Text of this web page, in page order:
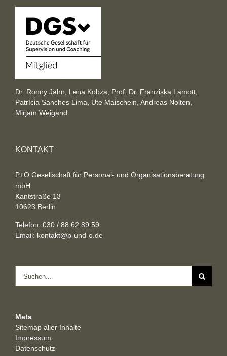
Dr. Ronny Jahn, Lena Kobza, Prof. Dr. Franziska Lamott,
Patrícia Sanches Lima, Ute Maischein, Andreas Nolten,
Mirjam Weigand
KONTAKT
P+O Gesellschaft für Personal- und Organisationsberatung
mbH
Kantstraße 13
10623 Berlin
Telefon: 030 / 88 62 89 59
Email: kontakt@p-und-o.de
nach:
Meta
Sitemap aller Inhalte
Impressum
Datenschutz